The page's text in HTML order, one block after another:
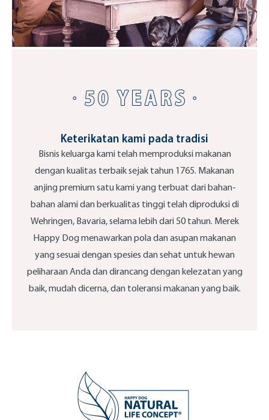
Keterikatan kami pada tradisi
Bisnis keluarga kami telah memproduksi makanan
dengan kualitas terbaik sejak tahun 1765. Makanan
anjing premium satu kami yang terbuat dari bahan-
bahan alami dan berkualitas tinggi telah diproduksi di
Wehringen, Bavaria, selama lebih dari 50 tahun. Merek
Happy Dog menawarkan pola dan asupan makanan
yang sesuai dengan spesies dan sehat untuk hewan
peliharaan Anda dan dirancang dengan kelezatan yang
baik, mudah dicerna, dan toleransi makanan yang baik.